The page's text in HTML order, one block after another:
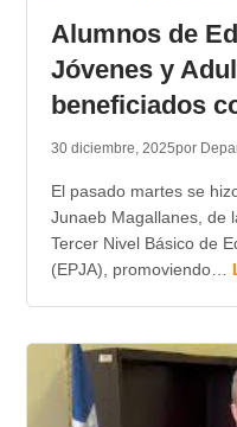
Alumnos de
Jóvenes y
beneficiados
30 diciembre, 2025por
El pasado martes se
Junaeb Magallanes, de
Tercer Nivel Básico de
(EPJA), promoviendo…